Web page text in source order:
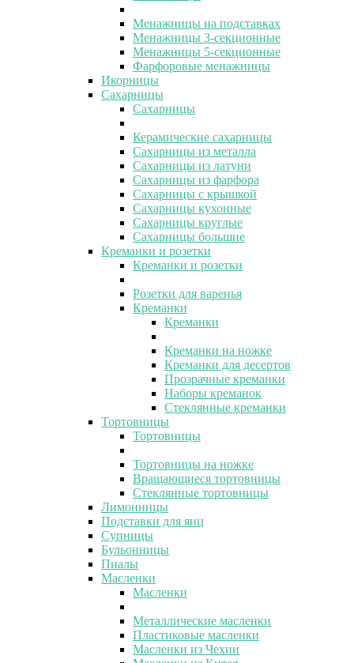
Менажницы на подставках
Менажницы 3-секционные
Менажницы 5-секционные
Фарфоровые менажницы
Икорницы
Сахарницы
Сахарницы
Керамические сахарницы
Сахарницы из металла
Сахарницы из латуни
Сахарницы из фарфора
Сахарницы с крышкой
Сахарницы кухонные
Сахарницы круглые
Сахарницы большие
Креманки и розетки
Креманки и розетки
Розетки для варенья
Креманки
Креманки
Креманки на ножке
Креманки для десертов
Прозрачные креманки
Наборы креманок
Стеклянные креманки
Тортовницы
Тортовницы
Тортовницы на ножке
Вращающиеся тортовницы
Стеклянные тортовницы
Лимонницы
Подставки для яиц
Супницы
Бульонницы
Пиалы
Масленки
Масленки
Металлические масленки
Пластиковые масленки
Масленки из Чехии